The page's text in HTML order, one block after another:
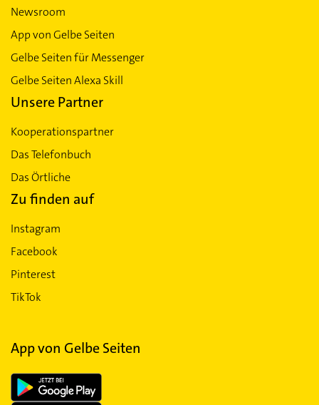
Newsroom
App von Gelbe Seiten
Gelbe Seiten für Messenger
Gelbe Seiten Alexa Skill
Unsere Partner
Kooperationspartner
Das Telefonbuch
Das Örtliche
Zu finden auf
Instagram
Facebook
Pinterest
TikTok
App von Gelbe Seiten